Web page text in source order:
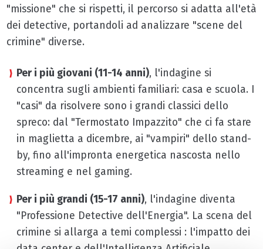
"missione" che si rispetti, il percorso si adatta all'età
dei detective, portandoli ad analizzare "scene del
crimine" diverse.
Per i più giovani (11-14 anni), l'indagine si
concentra sugli ambienti familiari: casa e scuola. I
"casi" da risolvere sono i grandi classici dello
spreco: dal "Termostato Impazzito" che ci fa stare
in maglietta a dicembre, ai "vampiri" dello stand-
by, fino all'impronta energetica nascosta nello
streaming e nel gaming.
Per i più grandi (15-17 anni), l'indagine diventa
"Professione Detective dell'Energia". La scena del
crimine si allarga a temi complessi : l'impatto dei